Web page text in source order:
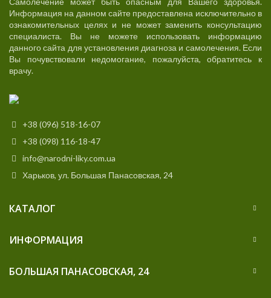
Информация на данном сайте предоставлена исключительно в
ознакомительных целях и не может заменить консультацию
специалиста. Вы не можете использовать информацию
данного сайта для установления диагноза и самолечения. Если
Вы почувствовали недомогание, пожалуйста, обратитесь к
врачу.
+38 (096) 518-16-07
+38 (098) 116-18-47
info@narodni-liky.com.ua
Харьков, ул. Большая Панасовская, 24
КАТАЛОГ
ИНФОРМАЦИЯ
БОЛЬШАЯ ПАНАСОВСКАЯ, 24